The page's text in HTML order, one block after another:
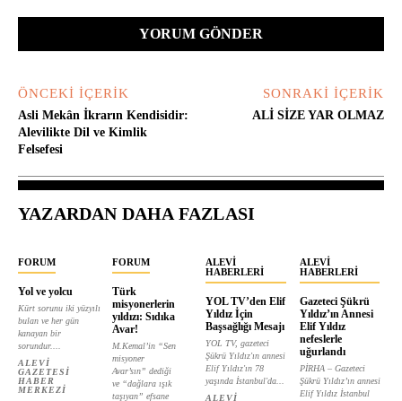
ÖNCEKI İÇERIK
Asli Mekân İkrarın Kendisidir:
Alevilikte Dil ve Kimlik
Felsefesi
SONRAKI İÇERIK
ALİ SİZE YAR OLMAZ
YAZARDAN DAHA FAZLASI
FORUM
Yol ve yolcu
Kürt sorunu iki yüzyılı
bulan ve her gün
kanayan bir
sorundur....
ALEVI
GAZETESI
HABER
MERKEZI
FORUM
Türk
misyonerlerin
yıldızı: Sıdıka
Avar!
M.Kemal’in “Sen
misyoner
Avar’sın” dediği
ve “dağlara ışık
taşıyan” efsane
ALEVI
HABERLERI
YOL TV’den Elif
Yıldız İçin
Başsağlığı Mesajı
YOL TV, gazeteci
Şükrü Yıldız'ın annesi
Elif Yıldız'ın 78
yaşında İstanbul'da...
ALEVI
ALEVI
HABERLERI
Gazeteci Şükrü
Yıldız’ın Annesi
Elif Yıldız
nefeslerle
uğurlandı
PİRHA – Gazeteci
Şükrü Yıldız’ın annesi
Elif Yıldız İstanbul